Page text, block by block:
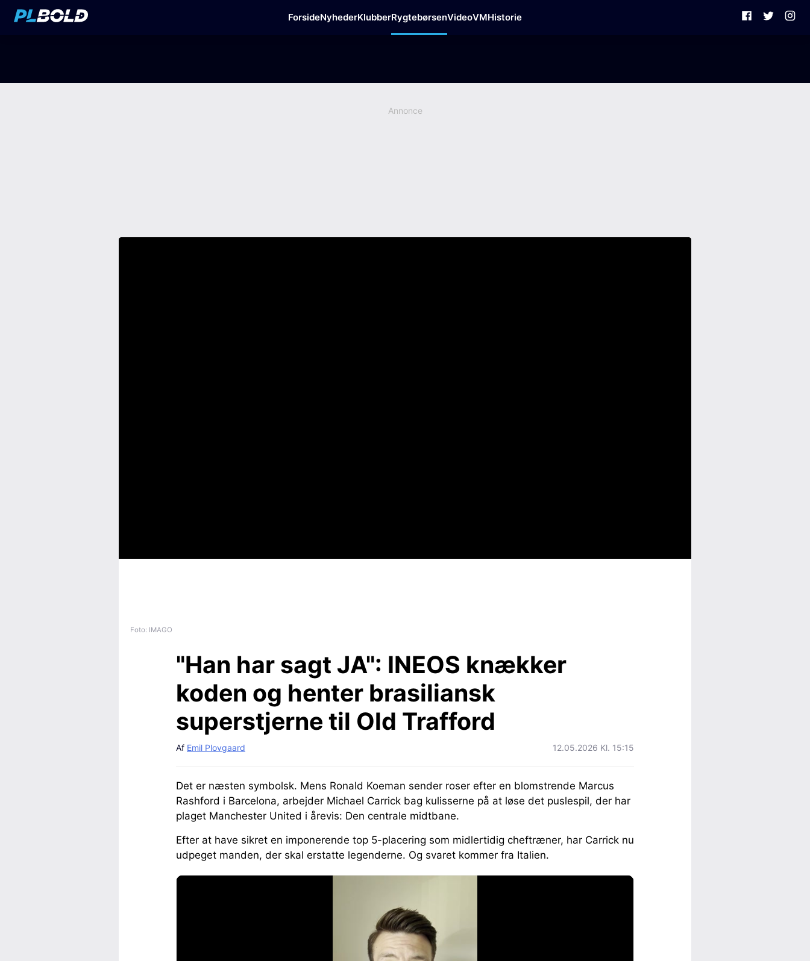
ForsideNyhederKlubberRygtebørsenVideoVMHistorie
Annonce
Foto: IMAGO
"Han har sagt JA": INEOS knækker
koden og henter brasiliansk
superstjerne til Old Trafford
Af Emil Plovgaard 12.05.2026 Kl. 15:15
Det er næsten symbolsk. Mens Ronald Koeman sender roser efter en blomstrende Marcus
Rashford i Barcelona, arbejder Michael Carrick bag kulisserne på at løse det puslespil, der har
plaget Manchester United i årevis: Den centrale midtbane.
Efter at have sikret en imponerende top 5-placering som midlertidig cheftræner, har Carrick nu
udpeget manden, der skal erstatte legenderne. Og svaret kommer fra Italien.